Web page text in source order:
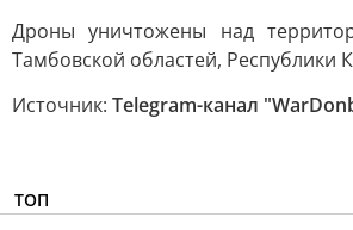
Дроны уничтожены над
Тамбовской областей,
Источник: Telegram-канал
ТОП